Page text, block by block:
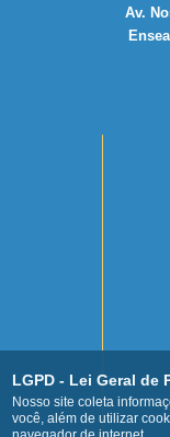
LGPD - Lei Geral de
Nosso site coleta
você, além de utilizar
Av.